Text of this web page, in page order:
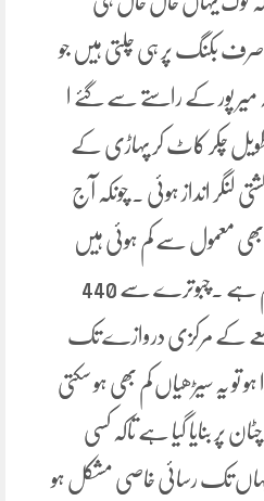
بکنگ پر ہی چلتی ہیں جو
میر پور کے راستے سے گئے ا
چکر کاٹ کر پہاڑی کے
لنگر انداز ہوئی ۔ چونکہ آج
معمول سے کم ہوئی ہیں
اس لئے ڈیم میں پانی بھی کم ہے ۔چبوترے سے 440
کے مرکزی دروازے تک
تو یہ سیڑھیاں کم بھی ہو سکتی
پر بنایا گیا ہے تاکہ کسی
تک رسائی خاصی مشکل ہو